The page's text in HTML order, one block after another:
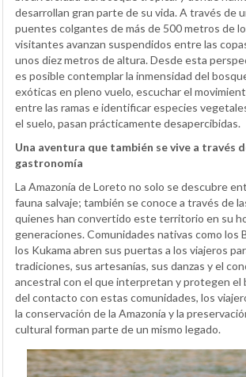
desarrollan gran parte de su vida. A través de
puentes colgantes de más de 500 metros de
visitantes avanzan suspendidos entre las
unos diez metros de altura. Desde esta
es posible contemplar la inmensidad del
exóticas en pleno vuelo, escuchar el
entre las ramas e identificar especies
el suelo, pasan prácticamente desapercibidas.
Una aventura que también se vive a través
gastronomía
La Amazonía de Loreto no solo se descubre
fauna salvaje; también se conoce a través de
quienes han convertido este territorio en su
generaciones. Comunidades nativas como los
los Kukama abren sus puertas a los viajeros
tradiciones, sus artesanías, sus danzas y el
ancestral con el que interpretan y protegen el
del contacto con estas comunidades, los
la conservación de la Amazonía y la
cultural forman parte de un mismo legado.